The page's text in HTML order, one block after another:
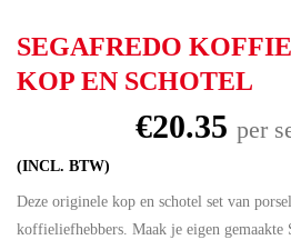
SEGAFREDO
KOP EN SCHOTEL
€20.35 per
(INCL. BTW)
Deze originele kop en schotel set van
koffieliefhebbers. Maak je eigen